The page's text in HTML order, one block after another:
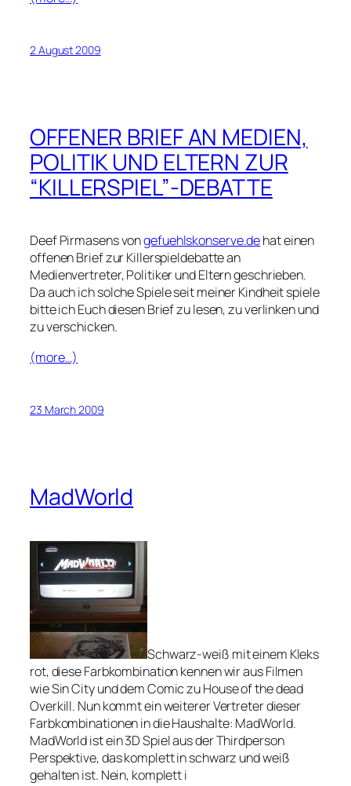
2 August 2009
OFFENER BRIEF AN MEDIEN,
POLITIK UND ELTERN ZUR
“KILLERSPIEL”-DEBATTE
Deef Pirmasens vongefuehlskonserve.dehat einen
offenen Brief zur Killerspieldebatte an
Medienvertreter, Politiker und Eltern geschrieben.
Da auch ich solche Spiele seit meiner Kindheit spiele
bitte ich Euch diesen Brief zu lesen, zu verlinken und
zu verschicken.
(more…)
23 March 2009
MadWorld
Schwarz-weiß mit einem Kleks
rot, diese Farbkombination kennen wir aus Filmen
wie Sin City und dem Comic zu House of the dead
Overkill. Nun kommt ein weiterer Vertreter dieser
Farbkombinationen in die Haushalte: MadWorld.
MadWorld ist ein 3D Spiel aus der Thirdperson
Perspektive, das komplett in schwarz und weiß
gehalten ist. Nein, komplett i